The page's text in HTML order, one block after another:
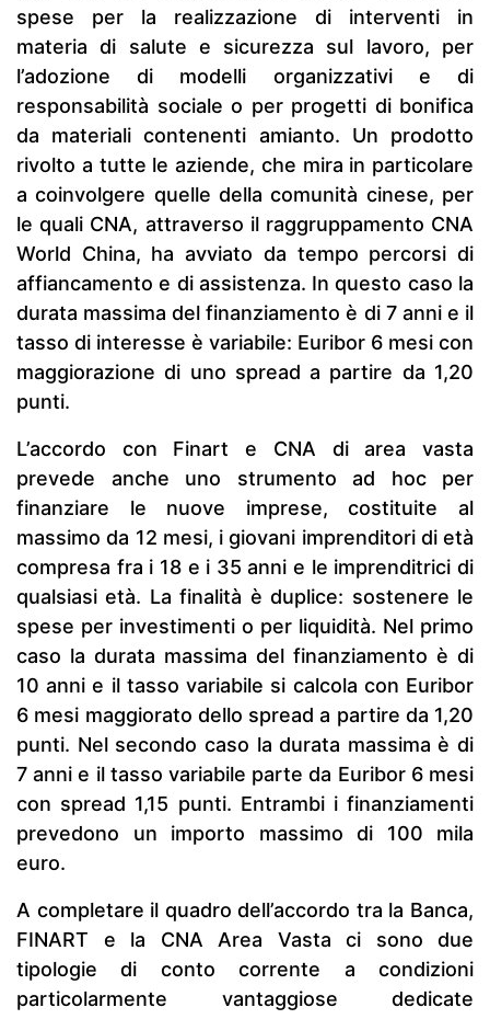
spese per la realizzazione di interventi in
materia di salute e sicurezza sul lavoro, per
l’adozione di modelli organizzativi e di
responsabilità sociale o per progetti di bonifica
da materiali contenenti amianto. Un prodotto
rivolto a tutte le aziende, che mira in particolare
a coinvolgere quelle della comunità cinese, per
le quali CNA, attraverso il raggruppamento CNA
World China, ha avviato da tempo percorsi di
affiancamento e di assistenza. In questo caso la
durata massima del finanziamento è di 7 anni e il
tasso di interesse è variabile: Euribor 6 mesi con
maggiorazione di uno spread a partire da 1,20
punti.
L’accordo con Finart e CNA di area vasta
prevede anche uno strumento ad hoc per
finanziare le nuove imprese, costituite al
massimo da 12 mesi, i giovani imprenditori di età
compresa fra i 18 e i 35 anni e le imprenditrici di
qualsiasi età. La finalità è duplice: sostenere le
spese per investimenti o per liquidità. Nel primo
caso la durata massima del finanziamento è di
10 anni e il tasso variabile si calcola con Euribor
6 mesi maggiorato dello spread a partire da 1,20
punti. Nel secondo caso la durata massima è di
7 anni e il tasso variabile parte da Euribor 6 mesi
con spread 1,15 punti. Entrambi i finanziamenti
prevedono un importo massimo di 100 mila
euro.
A completare il quadro dell’accordo tra la Banca,
FINART e la CNA Area Vasta ci sono due
tipologie di conto corrente a condizioni
particolarmente vantaggiose dedicate